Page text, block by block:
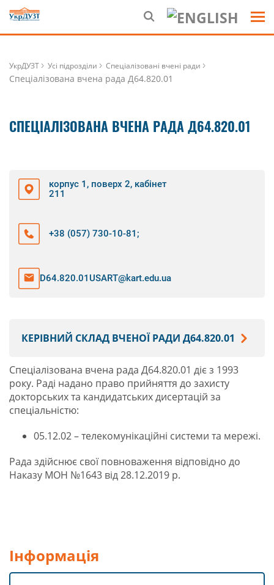
УкрДУЗТ Усі підрозділи Спеціалізовані вчені ради
Спеціалізована вчена рада Д64.820.01
СПЕЦІАЛІЗОВАНА ВЧЕНА РАДА Д64.820.01
корпус 1, поверх 2, кабінет
211
+38 (057) 730-10-81 ;
D64.820.01USART@kart.edu.ua
КЕРІВНИЙ СКЛАД ВЧЕНОЇ РАДИ Д64.820.01
Спеціалізована вчена рада Д64.820.01 діє з 1993
року. Раді надано право прийняття до захисту
докторських та кандидатських дисертацій за
спеціальністю:
05.12.02 – телекомунікаційні системи та мережі.
Рада здійснює свої повноваження відповідно до
Наказу МОН №1643 від 28.12.2019 р.
Інформація